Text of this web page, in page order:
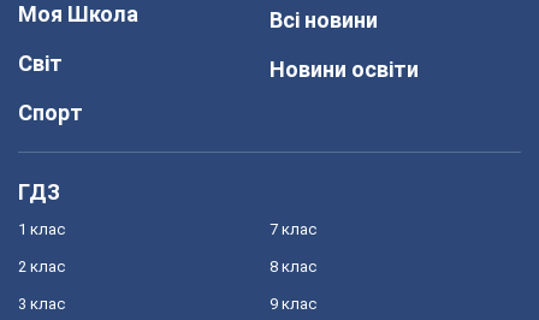
Моя Школа
Світ
Спорт
Всі новини
Новини освіти
ГДЗ
1 клас
2 клас
3 клас
7 клас
8 клас
9 клас